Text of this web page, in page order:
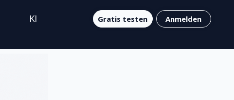
KI Gratis testen Anmelden